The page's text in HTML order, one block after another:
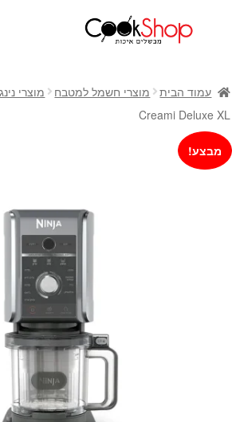
חנות
כלי בישול
סירים
מחבתות
כלי הגשה ואירוח
מתנות לחנוכת בית
עמוד הבית מוצרי חשמל למטבח מוצרי
Creami Deluxe XL
מבצע!